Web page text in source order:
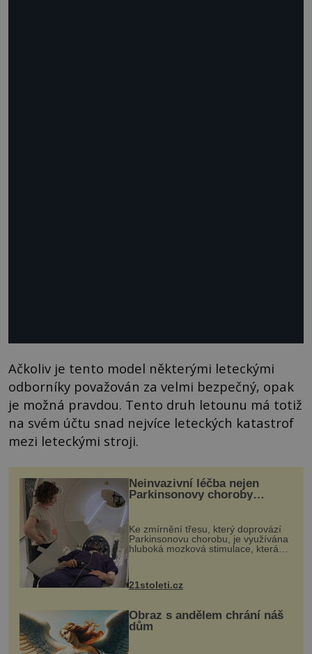
Ačkoliv je tento model některými leteckými
odborníky považován za velmi bezpečný, opak
je možná pravdou. Tento druh letounu má totiž
na svém účtu snad nejvíce leteckých katastrof
mezi leteckými stroji.
Neinvazivní léčba nejen
Parkinsonovy choroby
Ke zmírnění třesu, který doprovází
Parkinsonovu chorobu, je využívána
hluboká mozková stimulace, která
však vyžaduje vysoce invazivní
k dostatečně přesnému zacílení ...
21stoleti.cz
Obraz s andělem chrání náš
dům